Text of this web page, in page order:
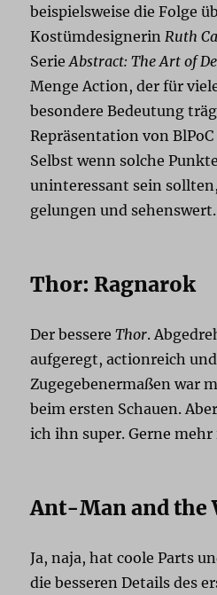
beispielsweise die Folge
Kostümdesignerin Ruth
SerieAbstract: The Art of
Menge Action, der für
besondere Bedeutung
Repräsentation von
Selbst wenn solche
uninteressant sein
gelungen und sehenswert.
Thor: Ragnarok
Der bessereThor.
aufgeregt, actionreich
Zugegebenermaßen war
beim ersten Schauen.
ich ihn super. Gerne
Ant-Man and the
Ja, naja, hat coole Parts
die besseren Details des